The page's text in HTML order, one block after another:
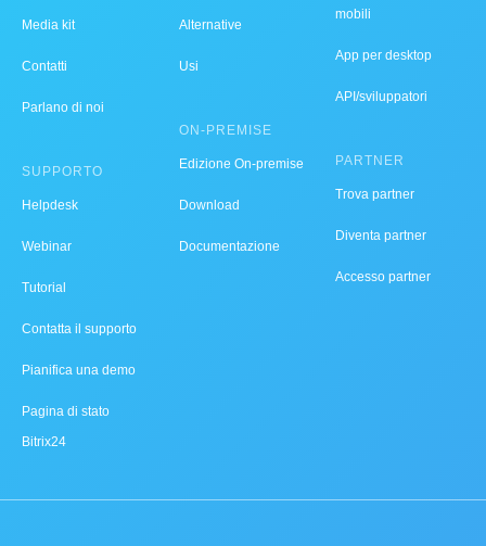
Media kit
Contatti
Parlano di noi
SUPPORTO
Helpdesk
Webinar
Tutorial
Contatta il supporto
Pianifica una demo
Pagina di stato
Bitrix24
Alternative
Usi
ON-PREMISE
Edizione On-premise
Download
Documentazione
mobili
App per desktop
API/sviluppatori
PARTNER
Trova partner
Diventa partner
Accesso partner